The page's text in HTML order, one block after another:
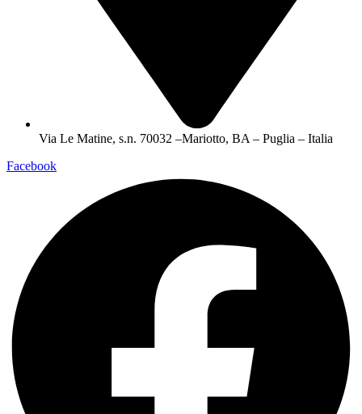
Via Le Matine, s.n. 70032 –Mariotto, BA – Puglia – Italia
Facebook